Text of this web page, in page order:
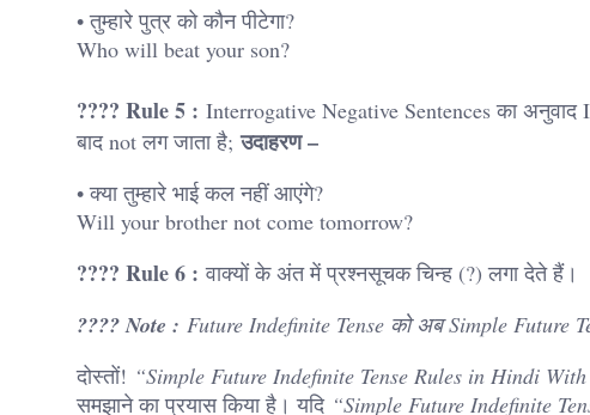
• तुम्हारे पुत्र को कौन पीटेगा?
Who will beat your son?
???? Rule 5 : Interrogative Negative Sentences का
बाद not लग जाता है;उदाहरण –
• क्या तुम्हारे भाई कल नहीं आएंगे?
Will your brother not come tomorrow?
???? Rule 6 : वाक्यों के अंत में प्रश्नसूचक चिन्ह (?) लगा देते हैं।
???? Note : Future Indefinite Tense को अब Simple Future
दोस्तों! “Simple Future Indefinite Tense Rules in Hindi
समझाने का प्रयास किया है। यदि “Simple Future Indefinite